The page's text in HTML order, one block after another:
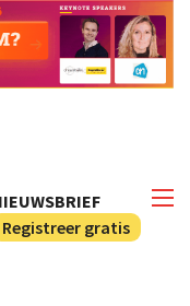
Registreer gratis